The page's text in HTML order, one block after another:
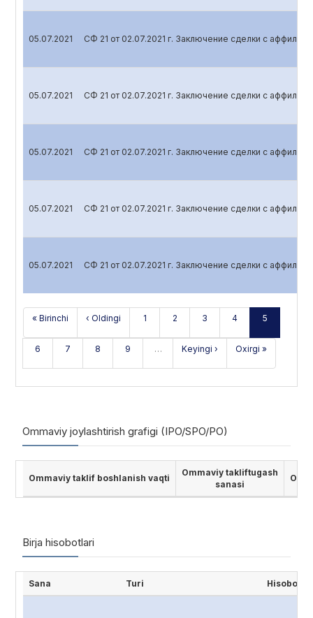
05.07.2021 СФ 21 от 02.07.2021 г. Заключение сделки с
05.07.2021 СФ 21 от 02.07.2021 г. Заключение сделки с
05.07.2021 СФ 21 от 02.07.2021 г. Заключение сделки с
05.07.2021 СФ 21 от 02.07.2021 г. Заключение сделки с
05.07.2021 СФ 21 от 02.07.2021 г. Заключение сделки с
« Birinchi ‹ Oldingi 1 2 3 4 5
6 7 8 9 … Keyingi › Oxirgi »
Ommaviy joylashtirish grafigi (IPO/SPO/PO)
Ommaviy taklif boshlanish vaqti
Ommaviy takliftugash
sanasi
Birja hisobotlari
Sana Turi Hisobot